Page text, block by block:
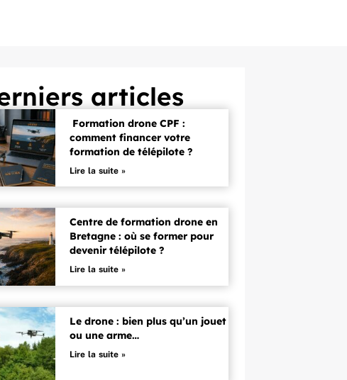
articles
Formation drone CPF :
comment financer votre
formation de télépilote ?
Lire la suite »
Centre de formation drone en
Bretagne : où se former pour
devenir télépilote ?
Lire la suite »
Le drone : bien plus qu’un jouet
ou une arme…
Lire la suite »